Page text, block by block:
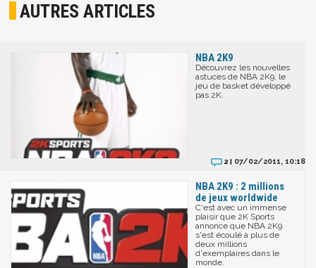
AUTRES ARTICLES
NBA 2K9
Découvrez les nouvelles
astuces de NBA 2K9, le
jeu de basket développé
pas 2K.
2 | 07/02/2011, 10:18
NBA 2K9 : 2 millions
de jeux worldwide
C'est avec un immense
plaisir que 2K Sports
annonce que NBA 2K9
s'est écoulé à plus de
deux millions
d'exemplaires dans le
monde.